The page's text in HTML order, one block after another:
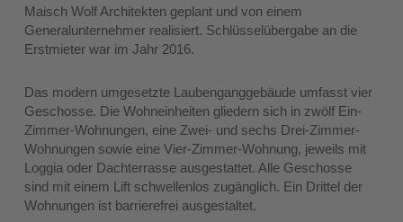
Maisch Wolf Architekten geplant und von einem
Generalunternehmer realisiert. Schlüsselübergabe an die
Erstmieter war im Jahr 2016.
Das modern umgesetzte Laubenganggebäude umfasst vier
Geschosse. Die Wohneinheiten gliedern sich in zwölf Ein-
Zimmer-Wohnungen, eine Zwei- und sechs Drei-Zimmer-
Wohnungen sowie eine Vier-Zimmer-Wohnung, jeweils mit
Loggia oder Dachterrasse ausgestattet. Alle Geschosse
sind mit einem Lift schwellenlos zugänglich. Ein Drittel der
Wohnungen ist barrierefrei ausgestaltet.